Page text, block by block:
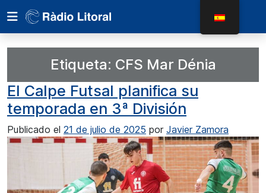
Etiqueta: CFS Mar Dénia
El Calpe Futsal planifica su
temporada en 3ª División
Publicado el 21 de julio de 2025 por Javier Zamora